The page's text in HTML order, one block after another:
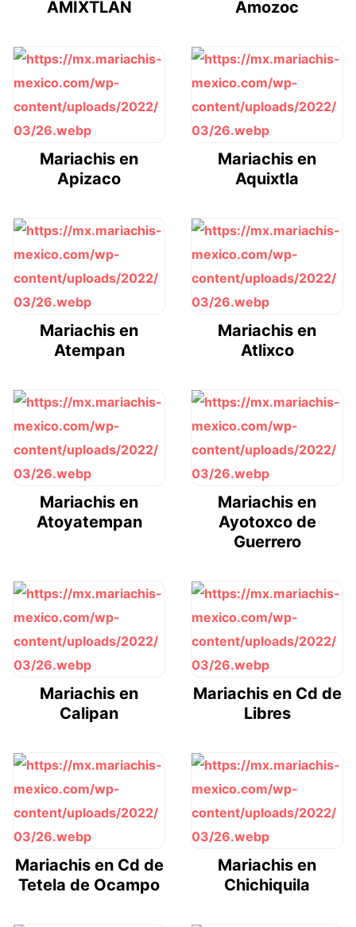
AMIXTLAN Amozoc
Mariachis en
Apizaco
Mariachis en
Aquixtla
Mariachis en
Atempan
Mariachis en
Atlixco
Mariachis en
Atoyatempan
Mariachis en
Ayotoxco de
Guerrero
Mariachis en
Calipan
Mariachis en Cd de
Libres
Mariachis en Cd de
Tetela de Ocampo
Mariachis en
Chichiquila